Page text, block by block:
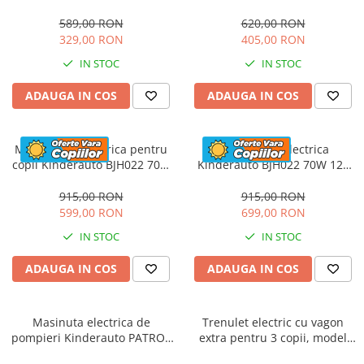
bluetooth, culoare Rosu
589,00 RON
329,00 RON
IN STOC
ADAUGA IN COS
620,00 RON
405,00 RON
IN STOC
ADAUGA IN COS
Motocicleta electrica pentru
copii Kinderauto BJH022 70W
915,00 RON
599,00 RON
IN STOC
ADAUGA IN COS
Motocicleta electrica
Kinderauto BJH022 70W 12V
culoare Rosie
915,00 RON
699,00 RON
IN STOC
ADAUGA IN COS
Masinuta electrica de
pompieri Kinderauto PATROL
Trenulet electric cu vagon
extra pentru 3 copii, model